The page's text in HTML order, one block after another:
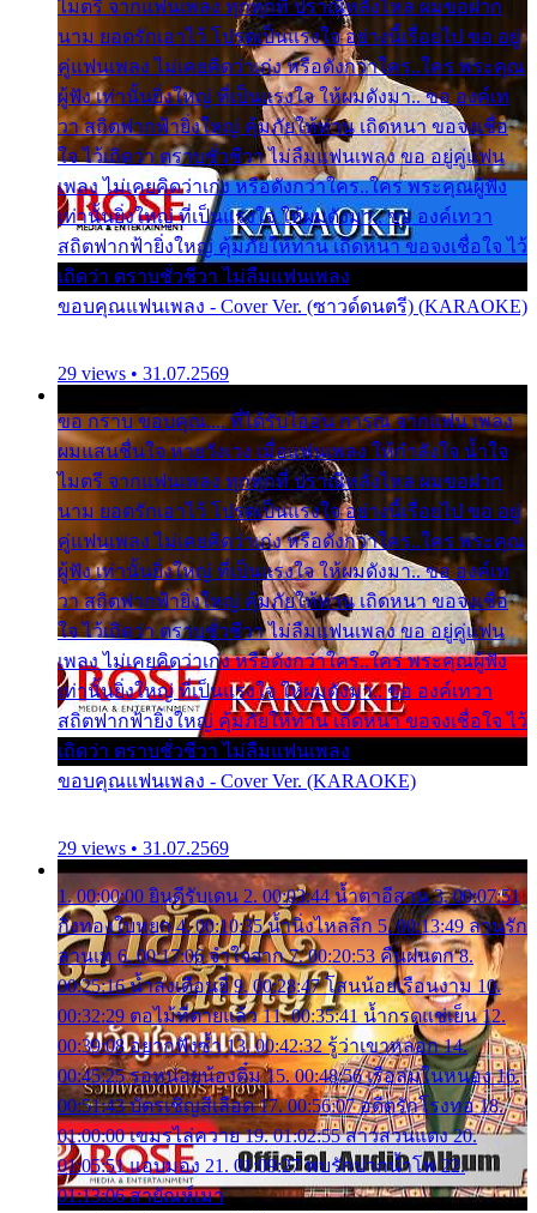
ไมตรี จากแฟนเพลง ทุกทุกที่ ปราณีหลั่งไหล ผมขอฝาก
นาม ยอดรักเอาไว้ โปรดเป็นแรงใจ อย่างนี้เรื่อยไป ขอ อยู่
คู่แฟนเพลง ไม่เคยคิดว่าเก่ง หรือดังกว่าใคร..ใคร พระคุณ
ผู้ฟัง เท่านั้นยิ่งใหญ่ ที่เป็นแรงใจ ให้ผมดังมา.. ขอ องค์เท
วา สถิตฟากฟ้ายิ่งใหญ่ คุ้มภัยให้ท่าน เถิดหนา ขอจงเชื่อ
ใจ ไว้เถิดว่า ตราบชั่วชีวา ไม่ลืมแฟนเพลง ขอ อยู่คู่แฟน
เพลง ไม่เคยคิดว่าเก่ง หรือดังกว่าใคร..ใคร พระคุณผู้ฟัง
เท่านั้นยิ่งใหญ่ ที่เป็นแรงใจ ให้ผมดังมา.. ขอ องค์เทวา
สถิตฟากฟ้ายิ่งใหญ่ คุ้มภัยให้ท่าน เถิดหนา ขอจงเชื่อใจ ไว้
เถิดว่า ตราบชั่วชีวา ไม่ลืมแฟนเพลง
ขอบคุณแฟนเพลง - Cover Ver. (ซาวด์ดนตรี) (KARAOKE)
29 views • 31.07.2569
ขอ กราบ ขอบคุณ.... ที่ได้รับไออุ่น การุณ จากแฟน เพลง
ผมแสนชื่นใจ หายวังเวง เมื่อแฟนเพลง ให้กำลังใจ น้ำใจ
ไมตรี จากแฟนเพลง ทุกทุกที่ ปราณีหลั่งไหล ผมขอฝาก
นาม ยอดรักเอาไว้ โปรดเป็นแรงใจ อย่างนี้เรื่อยไป ขอ อยู่
คู่แฟนเพลง ไม่เคยคิดว่าเก่ง หรือดังกว่าใคร..ใคร พระคุณ
ผู้ฟัง เท่านั้นยิ่งใหญ่ ที่เป็นแรงใจ ให้ผมดังมา.. ขอ องค์เท
วา สถิตฟากฟ้ายิ่งใหญ่ คุ้มภัยให้ท่าน เถิดหนา ขอจงเชื่อ
ใจ ไว้เถิดว่า ตราบชั่วชีวา ไม่ลืมแฟนเพลง ขอ อยู่คู่แฟน
เพลง ไม่เคยคิดว่าเก่ง หรือดังกว่าใคร..ใคร พระคุณผู้ฟัง
เท่านั้นยิ่งใหญ่ ที่เป็นแรงใจ ให้ผมดังมา.. ขอ องค์เทวา
สถิตฟากฟ้ายิ่งใหญ่ คุ้มภัยให้ท่าน เถิดหนา ขอจงเชื่อใจ ไว้
เถิดว่า ตราบชั่วชีวา ไม่ลืมแฟนเพลง
ขอบคุณแฟนเพลง - Cover Ver. (KARAOKE)
29 views • 31.07.2569
1. 00:00:00 ยินดีรับเดน 2. 00:03:44 น้ำตาอีสาน 3. 00:07:51
กิ่งทองใบหยก 4. 00:10:35 น้ำนิ่งไหลลึก 5. 00:13:49 ลานรัก
ลานเท 6. 00:17:06 จำใจจาก 7. 00:20:53 คืนฝนตก 8.
00:25:16 น้ำลงเดือนยี่ 9. 00:28:47 โสนน้อยเรือนงาม 10.
00:32:29 ตอไม้ที่ตายแล้ว 11. 00:35:41 น้ำกรดแช่เย็น 12.
00:39:08 อยากฟังซ้ำ 13. 00:42:32 รู้ว่าเขาหลอก 14.
00:45:25 รอหน่อยน้องติ๋ม 15. 00:48:56 เรือล่มในหนอง 16.
00:51:43 บัตรเชิญสีเลือด 17. 00:56:07 อดีตรักโรงทอ 18.
01:00:00 เขมรไล่ควาย 19. 01:02:55 สาวสวนแตง 20.
01:05:51 แอบมอง 21. 01:09:27 พบรักปากน้ำโพ 22.
01:13:06 สายัณห์เมา